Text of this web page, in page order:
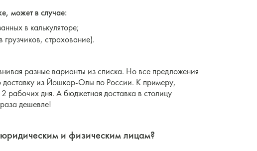
может в случае:
в калькуляторе;
страхование).
разные варианты из списка. Но все предложения
из Йошкар-Олы по России. К примеру,
рабочих дня. А бюджетная доставка в столицу
дешевле!
и физическим лицам?